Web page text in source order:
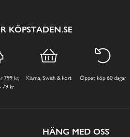
KÖPSTADEN.SE
799 kr,
79 kr
Klarna, Swish & kort Öppet köp 60 dagar
HÄNG MED OSS